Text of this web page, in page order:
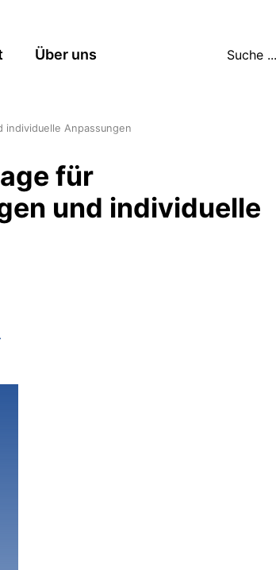
Über uns
Anpassungen
für
und individuelle